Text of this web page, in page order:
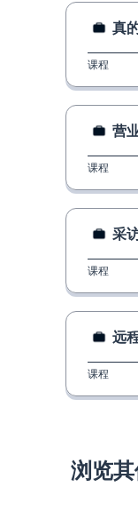
真
课程
营
课程
采
课程
远
课程
浏览